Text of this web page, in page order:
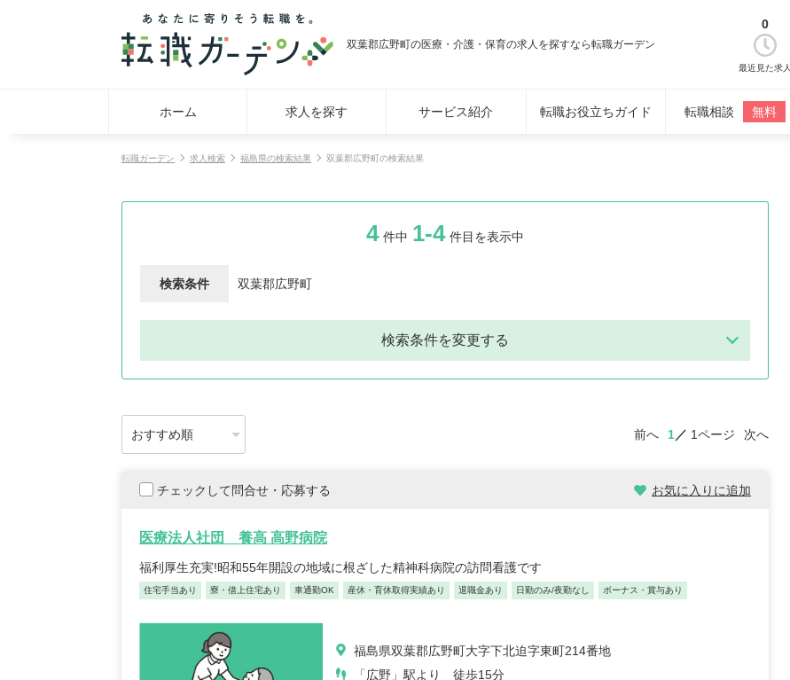
双葉郡広野町の医療・介護・保育の求人を探すなら転職ガーデン
0
最近見た求人
ホーム 求人を探す サービス紹介 転職お役立ちガイド 転職相談 無料
転職ガーデン 求人検索 福島県の検索結果 双葉郡広野町の検索結果
4 件中 1-4 件目を表示中
検索条件 双葉郡広野町
検索条件を変更する
前へ 1 1ページ 次へ
チェックして問合せ・応募する お気に入りに追加
医療法人社団 養高 高野病院
福利厚生充実!昭和55年開設の地域に根ざした精神科病院の訪問看護です
住宅手当あり 寮・借上住宅あり 車通勤OK 産休・育休取得実績あり 退職金あり 日勤のみ/夜勤なし ボーナス・賞与あり
福島県双葉郡広野町大字下北迫字東町214番地
「広野」駅より 徒歩15分